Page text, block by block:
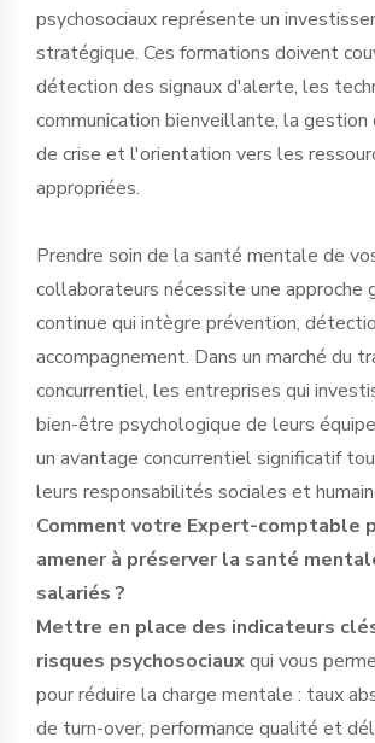
psychosociaux représente un
stratégique. Ces formations doivent
détection des signaux d'alerte, les
communication bienveillante, la
de crise et l'orientation vers les
appropriées.
Prendre soin de la santé mentale de
collaborateurs nécessite une approche
continue qui intègre prévention,
accompagnement. Dans un marché du
concurrentiel, les entreprises qui
bien-être psychologique de leurs
un avantage concurrentiel significatif
leurs responsabilités sociales et
Comment votre Expert-comptable
amener à préserver la santé
salariés ?
Mettre en place des indicateurs
risques psychosociauxqui vous
pour réduire la charge mentale : taux
de turn-over, performance qualité et